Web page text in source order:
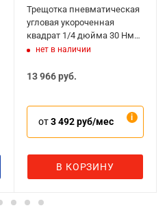
Трещотка пневматическая
угловая укороченная
квадрат 1/4 дюйма 30 Нм
Rodcraft 3001
нет в наличии
13 966руб.
от3 492 руб/мес
В КОРЗИНУ